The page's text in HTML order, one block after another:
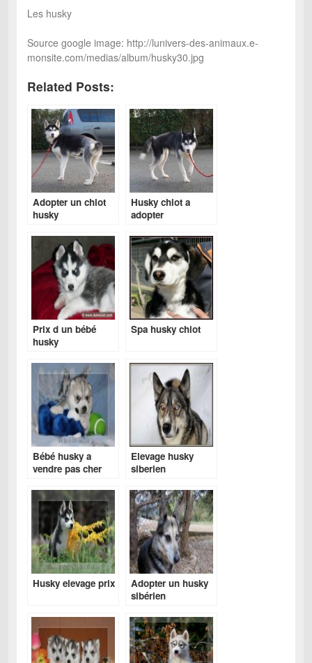
Les husky
Source google image: http://lunivers-des-animaux.e-
monsite.com/medias/album/husky30.jpg
Related Posts:
Adopter un chiot
husky
Husky chiot a
adopter
Prix d un bébé
husky
Spa husky chiot
Bébé husky a
vendre pas cher
Elevage husky
siberien
Husky elevage prix
Adopter un husky
sibérien